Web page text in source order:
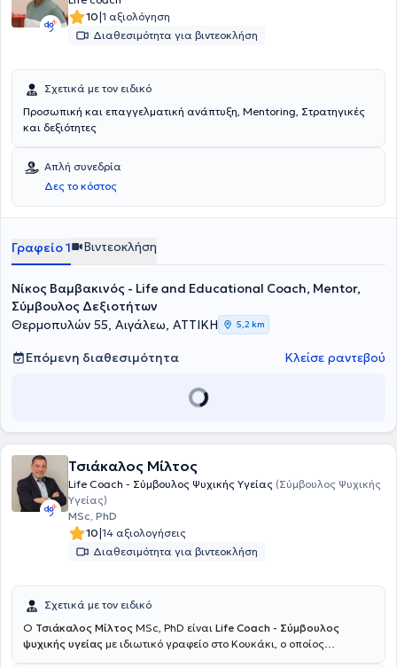
10|1 αξιολόγηση
Διαθεσιμότητα για βιντεοκλήση
Σχετικά με τον ειδικό
Προσωπική και επαγγελματική ανάπτυξη, Mentoring, Στρατηγικές
και δεξιότητες
Απλή συνεδρία
Δες το κόστος
Γραφείο 1 Βιντεοκλήση
Νίκος Βαμβακινός - Life and Educational Coach, Mentor,
Σύμβουλος Δεξιοτήτων
Θερμοπυλών 55, Αιγάλεω, ΑΤΤΙΚΗ
5,2 km
Επόμενη διαθεσιμότητα Κλείσε ραντεβού
Τσιάκαλος Μίλτος
Life Coach - Σύμβουλος Ψυχικής Υγείας (Σύμβουλος Ψυχικής
Υγείας)
MSc, PhD
10|14 αξιολογήσεις
Διαθεσιμότητα για βιντεοκλήση
Σχετικά με τον ειδικό
Ο Τσιάκαλος Μίλτος MSc, PhD είναι Life Coach - Σύμβουλος
ψυχικής υγείας με ιδιωτικό γραφείο στο Κουκάκι, ο οποίος